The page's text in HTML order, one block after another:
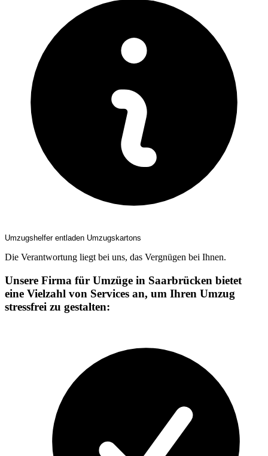
Umzugshelfer entladen Umzugskartons
Die Verantwortung liegt bei uns, das Vergnügen bei Ihnen.
Unsere Firma für Umzüge in Saarbrücken bietet
eine Vielzahl von Services an, um Ihren Umzug
stressfrei zu gestalten: